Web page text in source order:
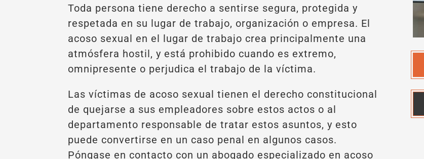
Toda persona tiene derecho a sentirse segura, protegida y
respetada en su lugar de trabajo, organización o empresa. El
acoso sexual en el lugar de trabajo crea principalmente una
atmósfera hostil, y está prohibido cuando es extremo,
omnipresente o perjudica el trabajo de la víctima.
Las víctimas de acoso sexual tienen el derecho constitucional
de quejarse a sus empleadores sobre estos actos o al
departamento responsable de tratar estos asuntos, y esto
puede convertirse en un caso penal en algunos casos.
Póngase en contacto con un abogado especializado en acoso